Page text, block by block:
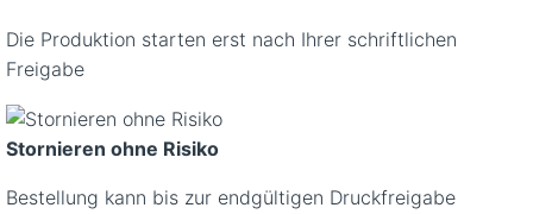
Die Produktion starten erst nach Ihrer schriftlichen
Freigabe
Stornieren ohne Risiko
Bestellung kann bis zur endgültigen Druckfreigabe